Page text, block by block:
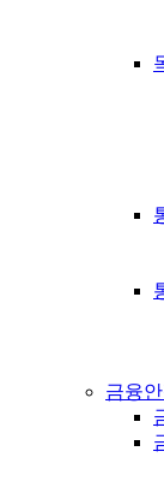
금융